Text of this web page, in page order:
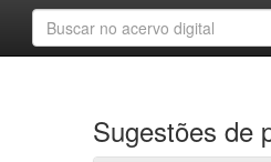
Sugestões de